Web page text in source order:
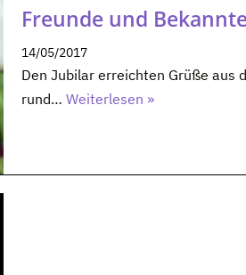
Freunde und
14/05/2017
Den Jubilar erreichten Grüße aus
rund… Weiterlesen »